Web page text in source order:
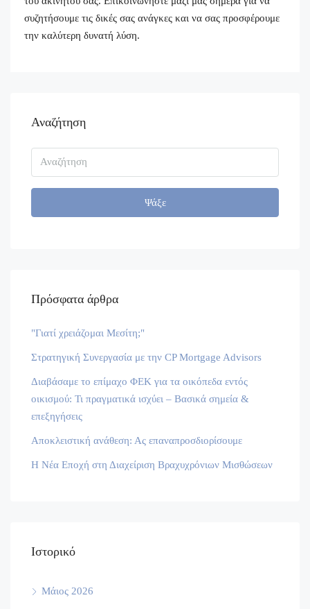
συζητήσουμε τις δικές σας ανάγκες και να σας προσφέρουμε
την καλύτερη δυνατή λύση.
Αναζήτηση
Ψάξε
Πρόσφατα άρθρα
"Γιατί χρειάζομαι Μεσίτη;"
Στρατηγική Συνεργασία με την CP Mortgage Advisors
Διαβάσαμε το επίμαχο ΦΕΚ για τα οικόπεδα εντός
οικισμού: Τι πραγματικά ισχύει – Βασικά σημεία &
επεξηγήσεις
Αποκλειστική ανάθεση: Ας επαναπροσδιορίσουμε
Η Νέα Εποχή στη Διαχείριση Βραχυχρόνιων Μισθώσεων
Ιστορικό
Μάιος 2026